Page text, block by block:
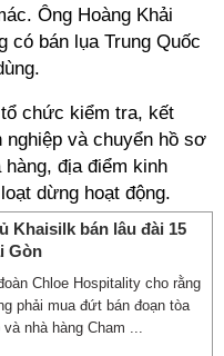
Ông Hoàng Khải
có bán lụa Trung Quốc
chức kiểm tra, kết
nghiệp và chuyển hồ sơ
địa điểm kinh
dừng hoạt động.
Khaisilk bán lâu đài 15
Gòn
Chloe Hospitality cho rằng
phải mua đứt bán đoạn tòa
và nhà hàng Cham ...